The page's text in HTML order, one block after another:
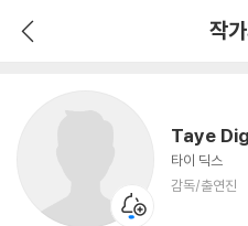
작
Taye
타이 딕스
감독/출연진